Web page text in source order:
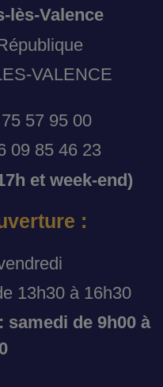
lès-Valence
VALENCE
57 95 00
09 85 46 23
et week-end)
:
13h30 à 16h30
samedi de 9h00 à